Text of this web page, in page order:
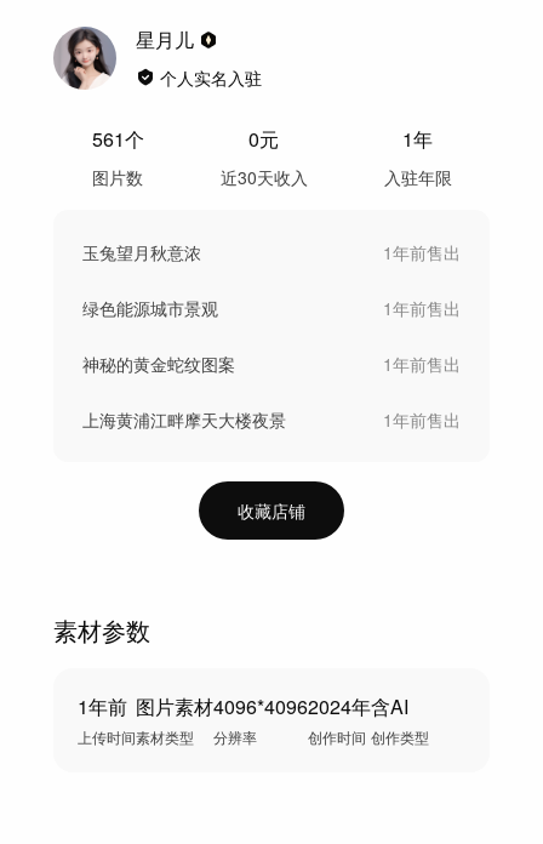
星月儿
个人实名入驻
561个
图片数
0元
近30天收入
1年
入驻年限
玉兔望月秋意浓 1年前售出
绿色能源城市景观 1年前售出
神秘的黄金蛇纹图案 1年前售出
上海黄浦江畔摩天大楼夜景 1年前售出
收藏店铺
素材参数
1年前
上传时间
图片素材
素材类型
4096*4096
分辨率
2024年
创作时间
含AI
创作类型